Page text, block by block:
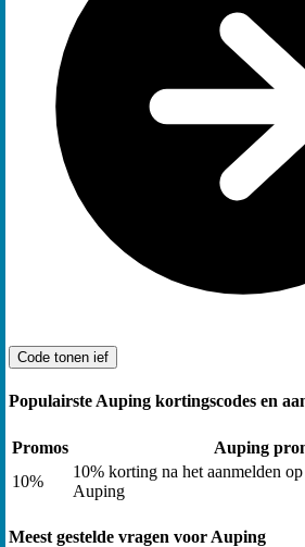
Code tonen ief
Populairste Auping kortingscodes en
Promos
Auping
10%
10% korting na het aanmelden
Auping
Meest gestelde vragen voor Auping